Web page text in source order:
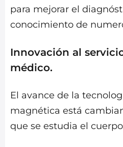
para mejorar el
conocimiento de
Innovación al
médico.
El avance de la
magnética está
que se estudia el